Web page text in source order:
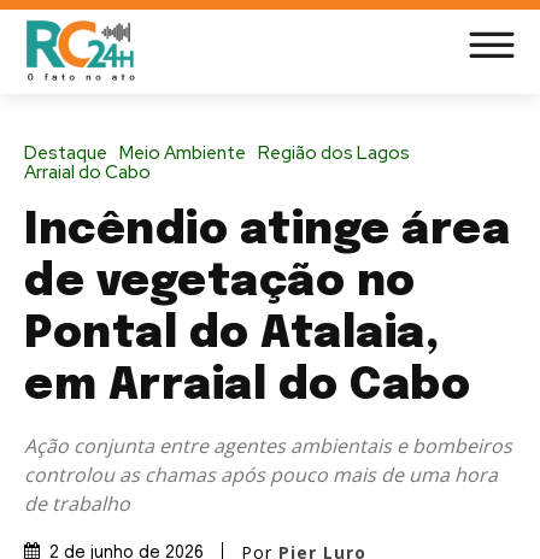
Destaque Meio Ambiente Região dos Lagos
Arraial do Cabo
Incêndio atinge área
de vegetação no
Pontal do Atalaia,
em Arraial do Cabo
Ação conjunta entre agentes ambientais e bombeiros
controlou as chamas após pouco mais de uma hora
de trabalho
2 de junho de 2026 Por Pier Luro